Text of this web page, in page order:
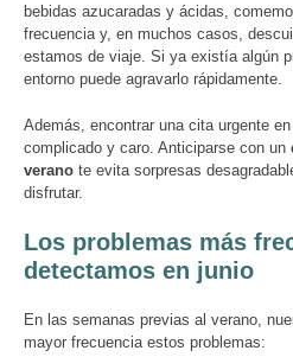
bebidas azucaradas y ácidas,
frecuencia y, en muchos casos,
estamos de viaje. Si ya existía algún
entorno puede agravarlo rápidamente.
Además, encontrar una cita urgente
complicado y caro. Anticiparse con un
verano te evita sorpresas
disfrutar.
Los problemas más
detectamos en junio
En las semanas previas al verano,
mayor frecuencia estos problemas: